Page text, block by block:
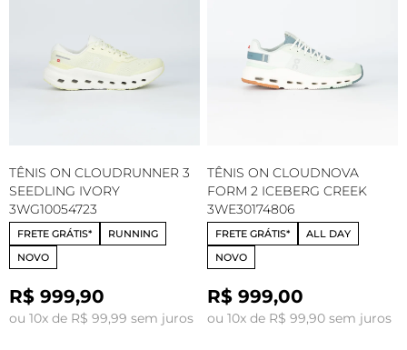
TÊNIS ON CLOUDRUNNER 3
SEEDLING IVORY
3WG10054723
FRETE GRÁTIS*
RUNNING
NOVO
R$ 999,90
ou 10x de R$ 99,99 sem juros
TÊNIS ON CLOUDNOVA
FORM 2 ICEBERG CREEK
3WE30174806
FRETE GRÁTIS*
ALL DAY
NOVO
R$ 999,00
ou 10x de R$ 99,90 sem juros